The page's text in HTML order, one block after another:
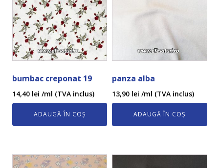
bumbac creponat 19
14,40 lei /ml (TVA inclus)
ADAUGĂ ÎN COȘ
panza alba
13,90 lei /ml (TVA inclus)
ADAUGĂ ÎN COȘ